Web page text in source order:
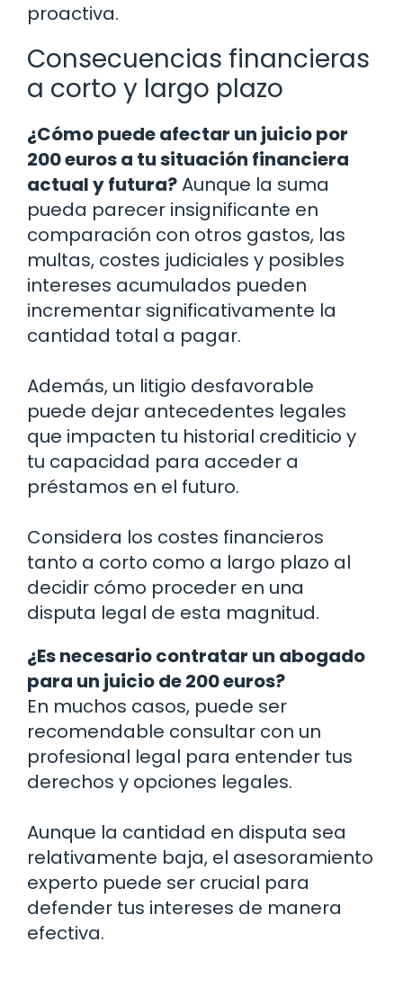
proactiva.
Consecuencias financieras
a corto y largo plazo
¿Cómo puede afectar un juicio por
200 euros a tu situación financiera
actual y futura?Aunque la suma
pueda parecer insignificante en
comparación con otros gastos, las
multas, costes judiciales y posibles
intereses acumulados pueden
incrementar significativamente la
cantidad total a pagar.
Además, un litigio desfavorable
puede dejar antecedentes legales
que impacten tu historial crediticio y
tu capacidad para acceder a
préstamos en el futuro.
Considera los costes financieros
tanto a corto como a largo plazo al
decidir cómo proceder en una
disputa legal de esta magnitud.
¿Es necesario contratar un abogado
para un juicio de 200 euros?
En muchos casos, puede ser
recomendable consultar con un
profesional legal para entender tus
derechos y opciones legales.
Aunque la cantidad en disputa sea
relativamente baja, el asesoramiento
experto puede ser crucial para
defender tus intereses de manera
efectiva.